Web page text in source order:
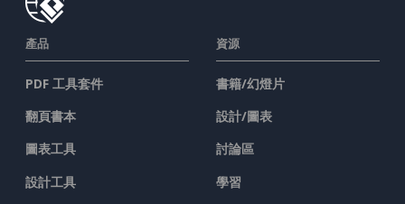
產品
PDF 工具套件
翻頁書本
圖表工具
設計工具
資源
書籍/幻燈片
設計/圖表
討論區
學習